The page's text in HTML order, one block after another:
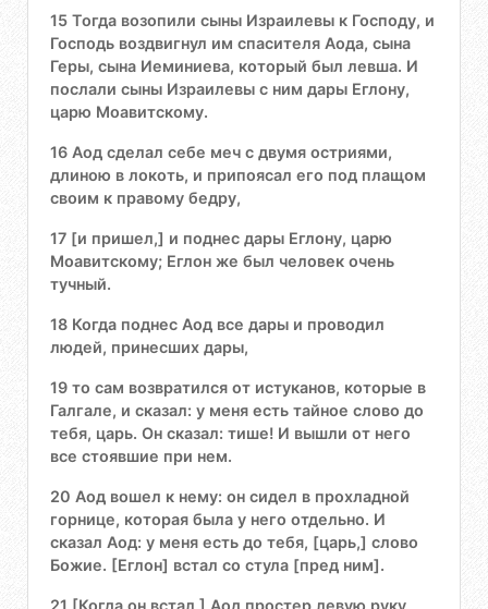
15 Тогда возопили сыны Израилевы к Господу, и
Господь воздвигнул им спасителя Аода, сына
Геры, сына Иеминиева, который был левша. И
послали сыны Израилевы с ним дары Еглону,
царю Моавитскому.
16 Аод сделал себе меч с двумя остриями,
длиною в локоть, и припоясал его под плащом
своим к правому бедру,
17 [и пришел,] и поднес дары Еглону, царю
Моавитскому; Еглон же был человек очень
тучный.
18 Когда поднес Аод все дары и проводил
людей, принесших дары,
19 то сам возвратился от истуканов, которые в
Галгале, и сказал: у меня есть тайное слово до
тебя, царь. Он сказал: тише! И вышли от него
все стоявшие при нем.
20 Аод вошел к нему: он сидел в прохладной
горнице, которая была у него отдельно. И
сказал Аод: у меня есть до тебя, [царь,] слово
Божие. [Еглон] встал со стула [пред ним].